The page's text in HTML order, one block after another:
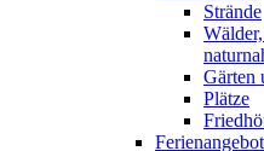
Strände
Gärten
Plätze